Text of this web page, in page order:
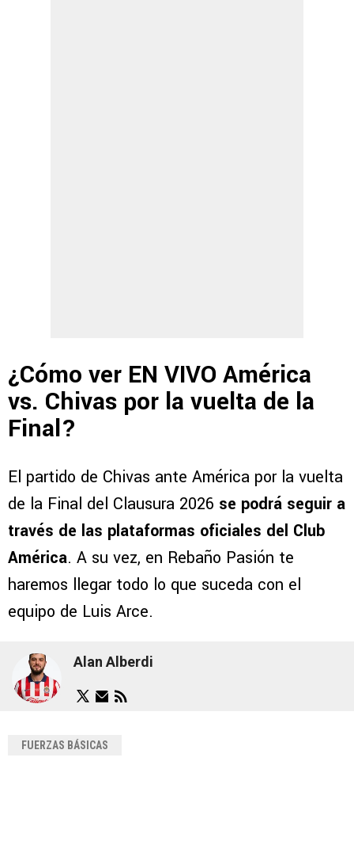
¿Cómo ver EN VIVO América
vs. Chivas por la vuelta de la
Final?
El partido de Chivas ante América por la vuelta
de la Final del Clausura 2026 se podrá seguir a
través de las plataformas oficiales del Club
América. A su vez, en Rebaño Pasión te
haremos llegar todo lo que suceda con el
equipo de Luis Arce.
Alan Alberdi
FUERZAS BÁSICAS